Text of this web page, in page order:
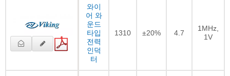
와이
어 와
운드
타입
전력
인덕
터
1310 ±20% 4.7
1MHz,
1V